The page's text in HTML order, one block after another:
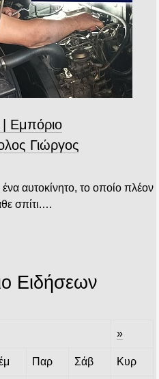
| Εμπόριο
Γιώργος
αυτοκίνητο, το οποίο πλέον
σπίτι.…
Ειδήσεων
»
Παρ Σάβ Κυρ